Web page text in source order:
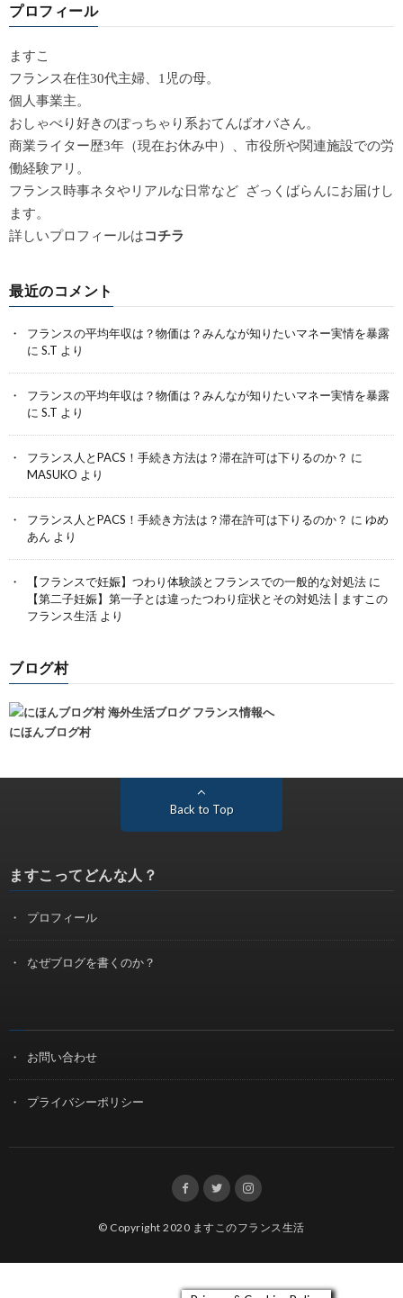
プロフィール
ますこ
フランス在住30代主婦、1児の母。
個人事業主。
おしゃべり好きのぽっちゃり系おてんばオバさん。
商業ライター歴3年（現在お休み中）、市役所や関連施設での労
働経験アリ。
フランス時事ネタやリアルな日常など ざっくばらんにお届けし
ます。
詳しいプロフィールはコチラ
最近のコメント
フランスの平均年収は？物価は？みんなが知りたいマネー実情を暴露
に S.T より
フランスの平均年収は？物価は？みんなが知りたいマネー実情を暴露
に S.T より
フランス人とPACS！手続き方法は？滞在許可は下りるのか？ に
MASUKO より
フランス人とPACS！手続き方法は？滞在許可は下りるのか？ に ゆめ
あん より
【フランスで妊娠】つわり体験談とフランスでの一般的な対処法 に
【第二子妊娠】第一子とは違ったつわり症状とその対処法 | ますこの
フランス生活 より
ブログ村
にほんブログ村
Back to Top
ますこってどんな人？
プロフィール
なぜブログを書くのか？
お問い合わせ
プライバシーポリシー
© Copyright 2020 ますこのフランス生活